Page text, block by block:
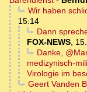
Wir haben
15:14
Dann
FOX-NEWS
Danke,
medizynisch-
Virologie im
Geert Vanden